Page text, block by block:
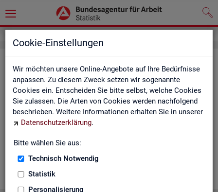
Cookie-Einstellungen
Wir möchten unsere Online-Angebote auf Ihre Bedürfnisse
anpassen. Zu diesem Zweck setzen wir sogenannte
Cookies ein. Entscheiden Sie bitte selbst, welche Cookies
Sie zulassen. Die Arten von Cookies werden nachfolgend
beschrieben. Weitere Informationen erhalten Sie in unserer
Datenschutzerklärung.
Bitte wählen Sie aus:
Technisch Notwendig
Statistik
Personalisierung
Rea­li­sier­te Kurz­ar­beit (hoch­ge­rech­
net) - Deutsch­land, Län­der, Re­gio­
nal­di­rek­tio­nen, Agen­tu­ren für Ar­beit
und Krei­se (Mo­nats­zah­len)
nen über Be­stand, Be­trie­be / Be­triebs­grö­ße, Kurz­ar­bei­ter­geld,
Kurz­ar­bei­ter­quo­te und wei­te­re Merk­ma­le.